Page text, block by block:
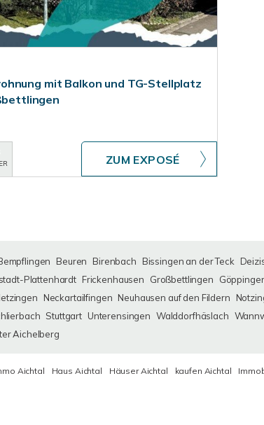
mit Balkon und TG-Stellplatz
ZUM EXPOSÉ
Beuren Birenbach Bissingen an der Teck
Plattenhardt Frickenhausen Großbettlingen
Neckartailfingen Neuhausen auf den Fildern
Stuttgart Unterensingen Walddorfhäslach
Aichelberg
Aichtal Haus Aichtal Häuser Aichtal kaufen Aichtal